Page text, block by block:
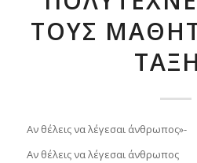
ΤΟΥΣ
Αν θέλεις να λέγεσαι άνθρωπος»-
Αν θέλεις να λέγεσαι άνθρωπος